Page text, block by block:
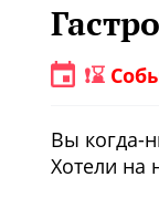
❗⌛️
Вы когда-
Хотели на